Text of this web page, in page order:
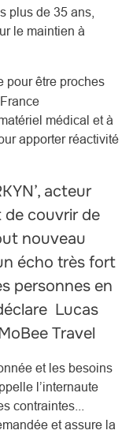
plus de 35 ans,
le maintien à
pour être proches
médical et à
apporter réactivité
acteur
de couvrir de
nouveau
écho très fort
personnes en
Lucas
Travel
et les besoins
l’internaute
contraintes...
et assure la